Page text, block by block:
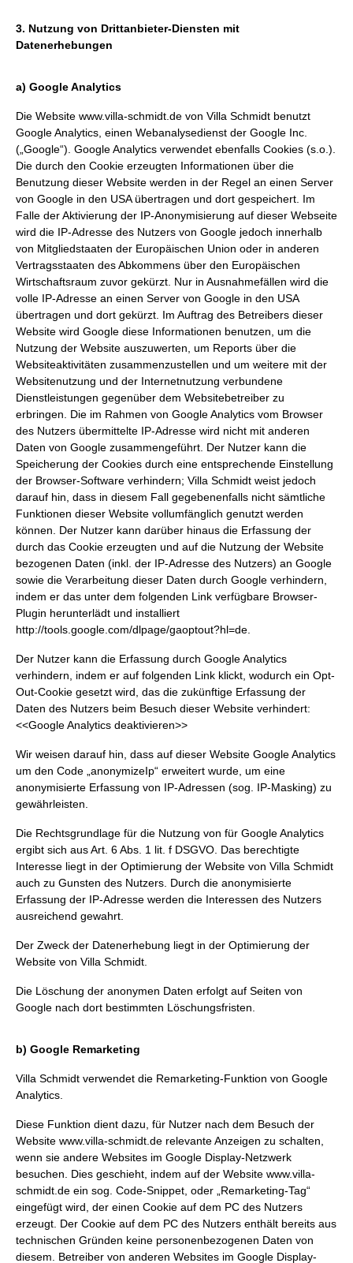
3. Nutzung von Drittanbieter-Diensten mit
Datenerhebungen
a) Google Analytics
Die Website www.villa-schmidt.de von Villa Schmidt benutzt
Google Analytics, einen Webanalysedienst der Google Inc.
(„Google“). Google Analytics verwendet ebenfalls Cookies (s.o.).
Die durch den Cookie erzeugten Informationen über die
Benutzung dieser Website werden in der Regel an einen Server
von Google in den USA übertragen und dort gespeichert. Im
Falle der Aktivierung der IP-Anonymisierung auf dieser Webseite
wird die IP-Adresse des Nutzers von Google jedoch innerhalb
von Mitgliedstaaten der Europäischen Union oder in anderen
Vertragsstaaten des Abkommens über den Europäischen
Wirtschaftsraum zuvor gekürzt. Nur in Ausnahmefällen wird die
volle IP-Adresse an einen Server von Google in den USA
übertragen und dort gekürzt. Im Auftrag des Betreibers dieser
Website wird Google diese Informationen benutzen, um die
Nutzung der Website auszuwerten, um Reports über die
Websiteaktivitäten zusammenzustellen und um weitere mit der
Websitenutzung und der Internetnutzung verbundene
Dienstleistungen gegenüber dem Websitebetreiber zu
erbringen. Die im Rahmen von Google Analytics vom Browser
des Nutzers übermittelte IP-Adresse wird nicht mit anderen
Daten von Google zusammengeführt. Der Nutzer kann die
Speicherung der Cookies durch eine entsprechende Einstellung
der Browser-Software verhindern; Villa Schmidt weist jedoch
darauf hin, dass in diesem Fall gegebenenfalls nicht sämtliche
Funktionen dieser Website vollumfänglich genutzt werden
können. Der Nutzer kann darüber hinaus die Erfassung der
durch das Cookie erzeugten und auf die Nutzung der Website
bezogenen Daten (inkl. der IP-Adresse des Nutzers) an Google
sowie die Verarbeitung dieser Daten durch Google verhindern,
indem er das unter dem folgenden Link verfügbare Browser-
Plugin herunterlädt und installiert
http://tools.google.com/dlpage/gaoptout?hl=de
Der Nutzer kann die Erfassung durch Google Analytics
verhindern, indem er auf folgenden Link klickt, wodurch ein Opt-
Out-Cookie gesetzt wird, das die zukünftige Erfassung der
Daten des Nutzers beim Besuch dieser Website verhindert:
<<Google Analytics deaktivieren>>
Wir weisen darauf hin, dass auf dieser Website Google Analytics
um den Code „anonymizeIp“ erweitert wurde, um eine
anonymisierte Erfassung von IP-Adressen (sog. IP-Masking) zu
gewährleisten.
Die Rechtsgrundlage für die Nutzung von für Google Analytics
ergibt sich aus Art. 6 Abs. 1 lit. f DSGVO. Das berechtigte
Interesse liegt in der Optimierung der Website von Villa Schmidt
auch zu Gunsten des Nutzers. Durch die anonymisierte
Erfassung der IP-Adresse werden die Interessen des Nutzers
ausreichend gewahrt.
Der Zweck der Datenerhebung liegt in der Optimierung der
Website von Villa Schmidt.
Die Löschung der anonymen Daten erfolgt auf Seiten von
Google nach dort bestimmten Löschungsfristen.
b) Google Remarketing
Villa Schmidt verwendet die Remarketing-Funktion von Google
Analytics.
Diese Funktion dient dazu, für Nutzer nach dem Besuch der
Website www.villa-schmidt.de relevante Anzeigen zu schalten,
wenn sie andere Websites im Google Display-Netzwerk
besuchen. Dies geschieht, indem auf der Website www.villa-
schmidt.de ein sog. Code-Snippet, oder „Remarketing-Tag“
eingefügt wird, der einen Cookie auf dem PC des Nutzers
erzeugt. Der Cookie auf dem PC des Nutzers enthält bereits aus
technischen Gründen keine personenbezogenen Daten von
diesem. Betreiber von anderen Websites im Google Display-